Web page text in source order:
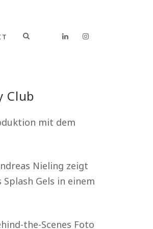
Club
mit dem
Nieling zeigt
Gels in einem
the-Scenes Foto